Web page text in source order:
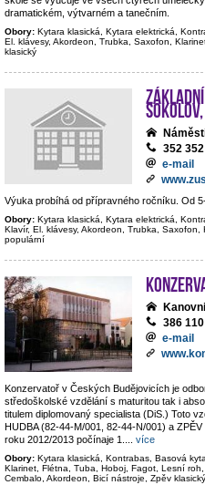
dramatickém, výtvarném a tanečním.
Obory: Kytara klasická, Kytara elektrická,
El. klávesy, Akordeon, Trubka, Saxofon,
klasický
352
e-mail
Výuka probíhá od přípravného ročníku. Od
Obory: Kytara klasická, Kytara elektrická,
Klavír, El. klávesy, Akordeon, Trubka,
populární
386
e-mail
Konzervatoř v Českých Budějovicích je
středoškolské vzdělání s maturitou tak i
titulem diplomovaný specialista (DiS.) Toto
HUDBA (82-44-M/001, 82-44-N/001) a
roku 2012/2013 počínaje 1.
více
Obory: Kytara klasická, Kontrabas, Basová
Klarinet, Flétna, Tuba, Hoboj, Fagot, Lesní
Cembalo, Akordeon, Bicí nástroje, Zpěv klasický